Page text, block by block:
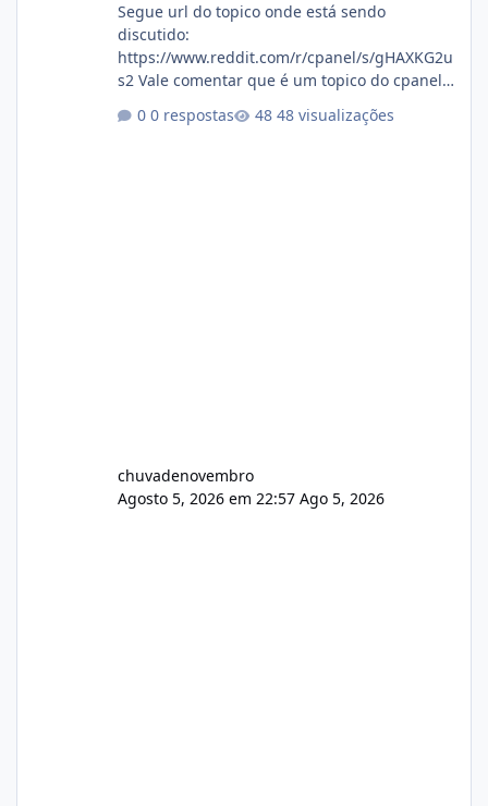
Segue url do topico onde está sendo
discutido:
https://www.reddit.com/r/cpanel/s/gHAXKG2u
s2 Vale comentar que é um topico do cpanel...
0 respostas 48 visualizações
chuvadenovembro
Agosto 5, 2026 em 22:57 Ago 5, 2026